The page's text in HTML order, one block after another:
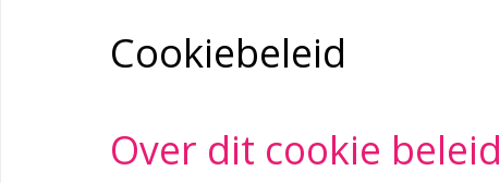
Cookiebeleid
Over dit cookie beleid